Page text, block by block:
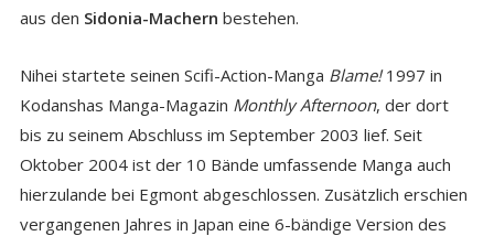
aus den Sidonia-Machern bestehen.
Nihei startete seinen Scifi-Action-Manga Blame!1997 in
Kodanshas Manga-Magazin Monthly Afternoon, der dort
bis zu seinem Abschluss im September 2003 lief. Seit
Oktober 2004 ist der 10 Bände umfassende Manga auch
hierzulande bei Egmont abgeschlossen. Zusätzlich erschien
vergangenen Jahres in Japan eine 6-bändige Version des